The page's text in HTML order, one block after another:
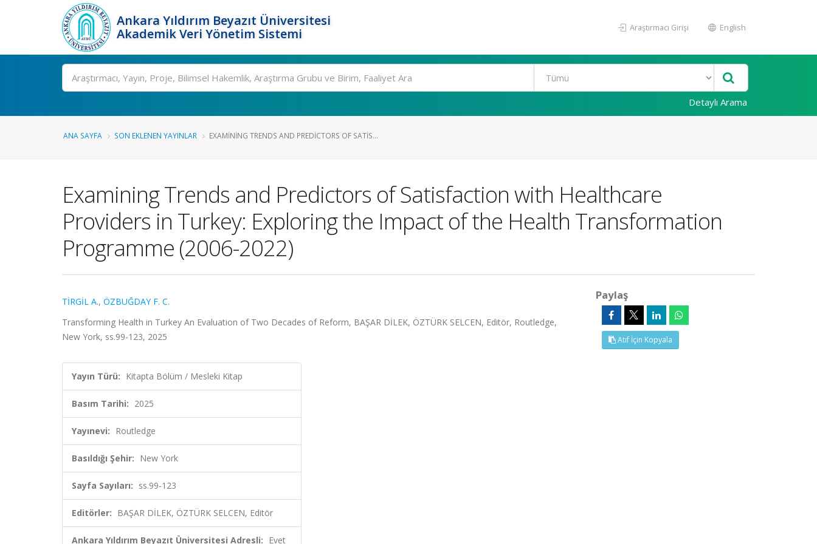
Ankara Yıldırım Beyazıt Üniversitesi
Akademik Veri Yönetim Sistemi
Araştırmacı Girişi English
Ara
Detaylı Arama
ANA SAYFA SON EKLENEN YAYINLAR EXAMINING TRENDS AND PREDICTORS OF SATIS...
Examining Trends and Predictors of Satisfaction with Healthcare
Providers in Turkey: Exploring the Impact of the Health Transformation
Programme (2006-2022)
TİRGİL A., ÖZBUĞDAY F. C.
Transforming Health in Turkey An Evaluation of Two Decades of Reform, BAŞAR DİLEK, ÖZTÜRK SELCEN, Editör, Routledge,
New York, ss.99-123, 2025
Yayın Türü: Kitapta Bölüm / Mesleki Kitap
Basım Tarihi: 2025
Yayınevi: Routledge
Basıldığı Şehir: New York
Sayfa Sayıları: ss.99-123
Editörler: BAŞAR DİLEK, ÖZTÜRK SELCEN, Editör
Ankara Yıldırım Beyazıt Üniversitesi Adresli: Evet
Paylaş
Atıf İçin Kopyala